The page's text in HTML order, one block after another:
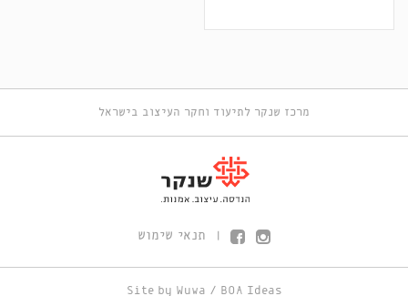
מרכז שנקר לתיעוד וחקר העיצוב בישראל
תנאי שימוש
Site by Wuwa / BOA Ideas